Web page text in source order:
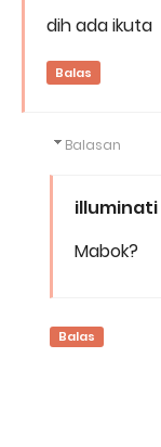
dih ada ikuta
Balas
Balasan
illuminati
Mabok?
Balas